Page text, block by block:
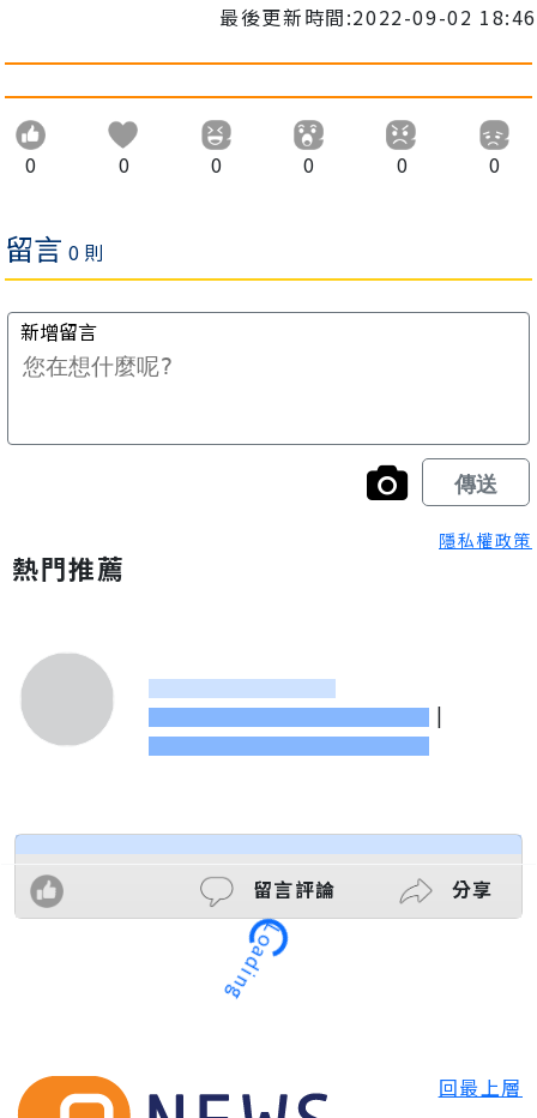
最後更新時間:2022-09-02 18:46
0 0 0 0 0 0
隱私權政策
熱門推薦
|
留言評論 分享
Loading
回最上層